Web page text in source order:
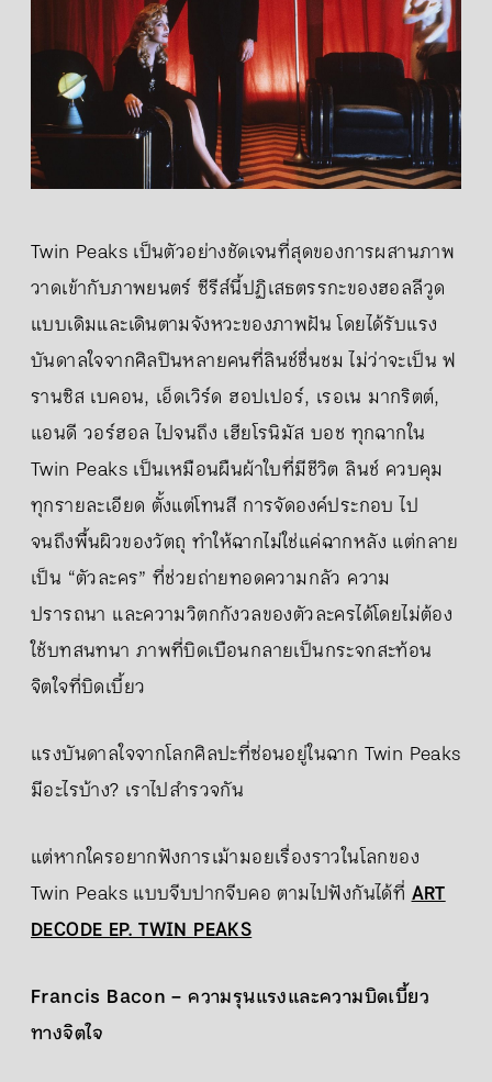
Twin Peaks เป็นตัวอย่างชัดเจนที่สุดของการผสานภาพ
วาดเข้ากับภาพยนตร์ ซีรีส์นี้ปฏิเสธตรรกะของฮอลลีวูด
แบบเดิมและเดินตามจังหวะของภาพฝัน โดยได้รับแรง
บันดาลใจจากศิลปินหลายคนที่ลินช์ชื่นชม ไม่ว่าจะเป็น ฟ
รานซิส เบคอน, เอ็ดเวิร์ด ฮอปเปอร์, เรอเน มากริตต์,
แอนดี วอร์ฮอล ไปจนถึง เฮียโรนิมัส บอช ทุกฉากใน
Twin Peaks เป็นเหมือนผืนผ้าใบที่มีชีวิต ลินช์ ควบคุม
ทุกรายละเอียด ตั้งแต่โทนสี การจัดองค์ประกอบ ไป
จนถึงพื้นผิวของวัตถุ ทำให้ฉากไม่ใช่แค่ฉากหลัง แต่กลาย
เป็น “ตัวละคร” ที่ช่วยถ่ายทอดความกลัว ความ
ปรารถนา และความวิตกกังวลของตัวละครได้โดยไม่ต้อง
ใช้บทสนทนา ภาพที่บิดเบือนกลายเป็นกระจกสะท้อน
จิตใจที่บิดเบี้ยว
แรงบันดาลใจจากโลกศิลปะที่ซ่อนอยู่ในฉาก Twin Peaks
มีอะไรบ้าง? เราไปสำรวจกัน
แต่หากใครอยากฟังการเม้ามอยเรื่องราวในโลกของ
Twin Peaks แบบจีบปากจีบคอ ตามไปฟังกันได้ที่ART
DECODE EP. TWIN PEAKS
Francis Bacon – ความรุนแรงและความบิดเบี้ยว
ทางจิตใจ